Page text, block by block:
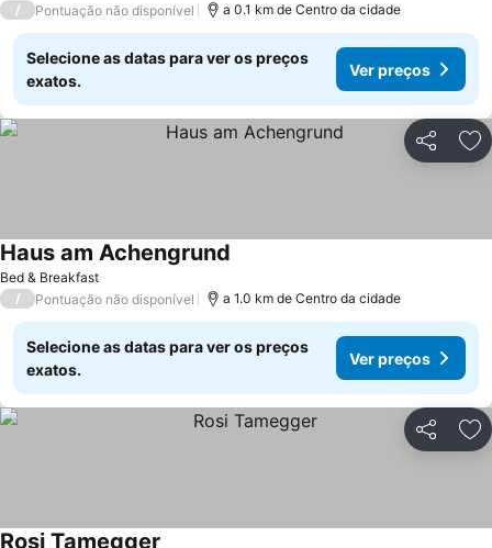
/ Pontuação não disponível a 0.1 km de Centro da cidade
Selecione as datas para ver os preços
exatos.
Ver preços
Partilhar
Bed & Breakfast
Haus am Achengrund
/ Pontuação não disponível a 1.0 km de Centro da cidade
Selecione as datas para ver os preços
exatos.
Ver preços
Partilhar
Rosi Tamegger